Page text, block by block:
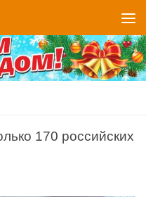
170 российских